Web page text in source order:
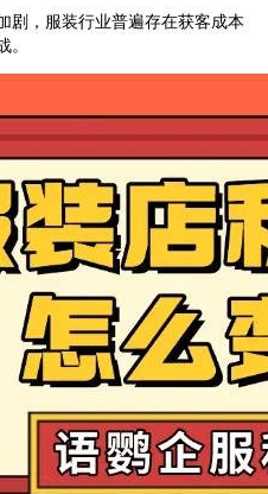
剧，服装行业普遍存在获客成本